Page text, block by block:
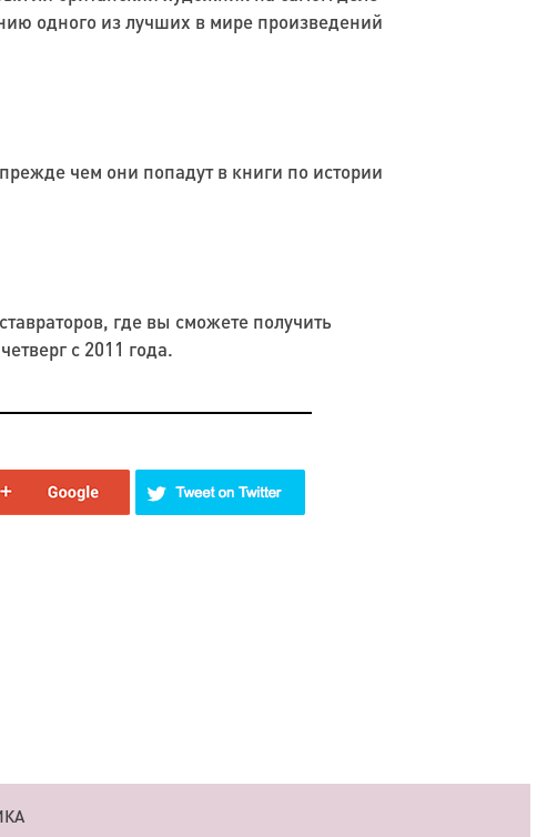
одного из лучших в мире произведений
чем они попадут в книги по истории
где вы сможете получить
с 2011 года.